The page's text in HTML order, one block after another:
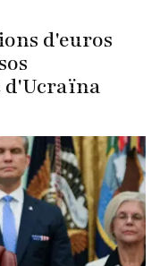
d'euros